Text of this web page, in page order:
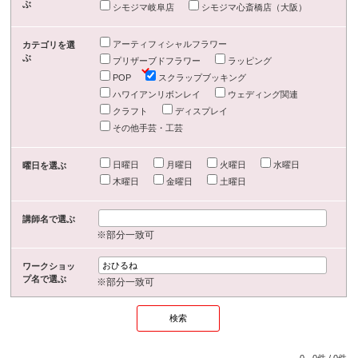
ぶ シモジマ岐阜店 シモジマ心斎橋店（大阪）
カテゴリを選
ぶ
アーティフィシャルフラワー
プリザーブドフラワー
ラッピング
POP
スクラップブッキング
ハワイアンリボンレイ
ウェディング関連
クラフト
ディスプレイ
その他手芸・工芸
曜日を選ぶ 日曜日 月曜日 火曜日
水曜日
木曜日
金曜日 土曜日
講師名で選ぶ
※部分一致可
ワークショッ
プ名で選ぶ
※部分一致可